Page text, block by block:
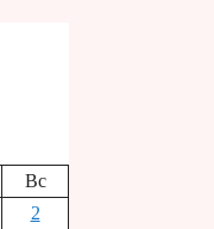
Вс
2